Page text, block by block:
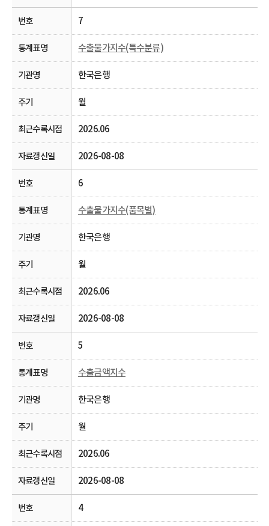
7
수출물가지수(특수분류)
한국은행
월
2026.06
2026-08-08
6
수출물가지수(품목별)
한국은행
월
2026.06
2026-08-08
5
수출금액지수
한국은행
월
2026.06
2026-08-08
4